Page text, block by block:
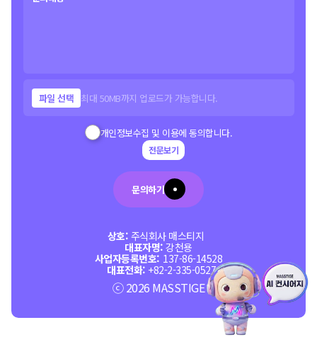
파일 선택 최대 50MB까지 업로드가 가능합니다.
개인정보수집 및 이용에 동의합니다.
전문보기
문의하기
상호: 주식회사 매스티지
대표자명:강천용
사업자등록번호: 137-86-14528
대표전화: +82-2-335-0527
ⓒ 2026 MASSTIGE